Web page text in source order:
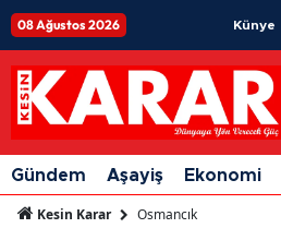
08 Ağustos 2026 Künye
Gündem Aşayiş Ekonomi
Kesin Karar Osmancık